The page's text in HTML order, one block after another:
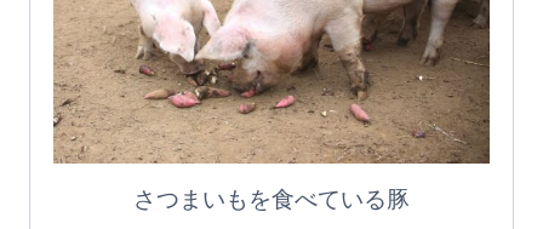
さつまいもを食べている豚